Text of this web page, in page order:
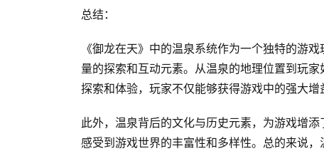
总结：
《御龙在天》中的温泉系统作为一个独特的游
量的探索和互动元素。从温泉的地理位置到玩
探索和体验，玩家不仅能够获得游戏中的强大增
此外，温泉背后的文化与历史元素，为游戏增
感受到游戏世界的丰富性和多样性。总的来说